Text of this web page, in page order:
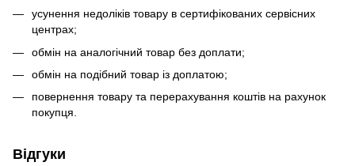
усунення недоліків товару в сертифікованих сервісних
центрах;
обмін на аналогічний товар без доплати;
обмін на подібний товар із доплатою;
повернення товару та перерахування коштів на рахунок
покупця.
Відгуки